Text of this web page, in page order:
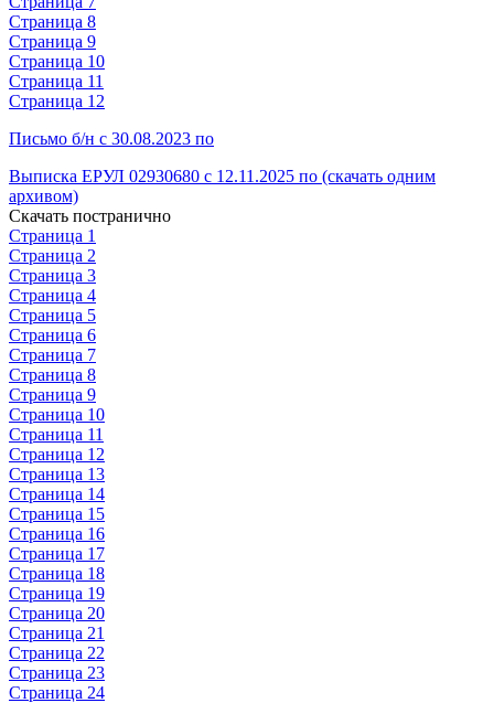
Страница 8
Страница 9
Страница 10
Страница 11
Страница 12
Письмо б/н с 30.08.2023 по
Выписка ЕРУЛ 02930680 с 12.11.2025 по (скачать одним
архивом)
Скачать постранично
Страница 1
Страница 2
Страница 3
Страница 4
Страница 5
Страница 6
Страница 7
Страница 8
Страница 9
Страница 10
Страница 11
Страница 12
Страница 13
Страница 14
Страница 15
Страница 16
Страница 17
Страница 18
Страница 19
Страница 20
Страница 21
Страница 22
Страница 23
Страница 24